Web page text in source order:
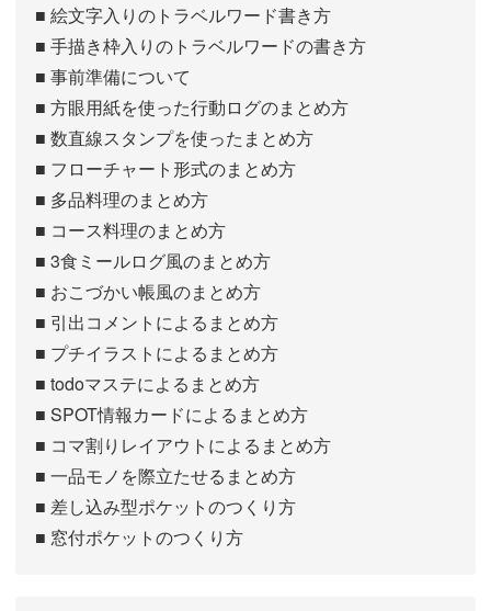
■ 絵文字入りのトラベルワード書き方
■ 手描き枠入りのトラベルワードの書き方
■ 事前準備について
■ 方眼用紙を使った行動ログのまとめ方
■ 数直線スタンプを使ったまとめ方
■ フローチャート形式のまとめ方
■ 多品料理のまとめ方
■ コース料理のまとめ方
■ 3食ミールログ風のまとめ方
■ おこづかい帳風のまとめ方
■ 引出コメントによるまとめ方
■ プチイラストによるまとめ方
■ todoマステによるまとめ方
■ SPOT情報カードによるまとめ方
■ コマ割りレイアウトによるまとめ方
■ 一品モノを際立たせるまとめ方
■ 差し込み型ポケットのつくり方
■ 窓付ポケットのつくり方